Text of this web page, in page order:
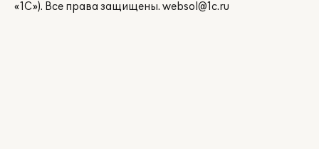
«1С»). Все права защищены. websol@1c.ru